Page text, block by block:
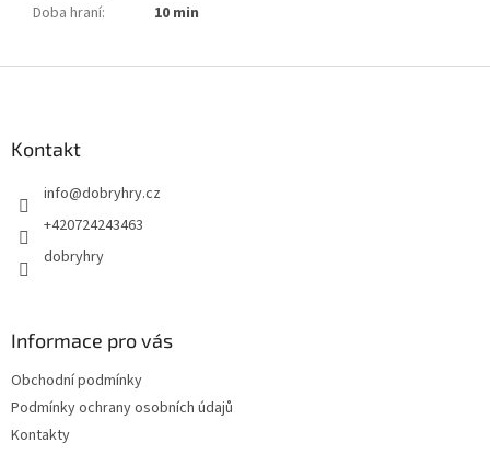
Doba hraní: 10 min
Kontakt
info@dobryhry.cz
+420724243463
dobryhry
Informace pro vás
Obchodní podmínky
Podmínky ochrany osobních údajů
Kontakty